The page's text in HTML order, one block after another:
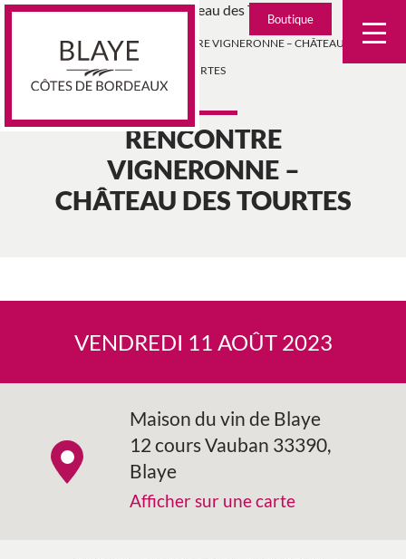
Skip
Boutique
>
AGENDA > RENCONTRE VIGNERONNE – CHÂTEAU DES
TOURTES
RENCONTRE
VIGNERONNE –
CHÂTEAU DES TOURTES
VENDREDI 11 AOÛT 2023
Maison du vin de Blaye
12 cours Vauban 33390,
Blaye
Afficher sur une carte